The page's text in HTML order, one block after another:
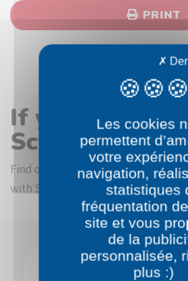
PRINT
If you like the
Scyther
Find other coloring pictures in the
with S category
Les cookies
permettent
votre
navigation,
statistiques
fréquentation
site et vous
de la
personnalisée,
plus :)